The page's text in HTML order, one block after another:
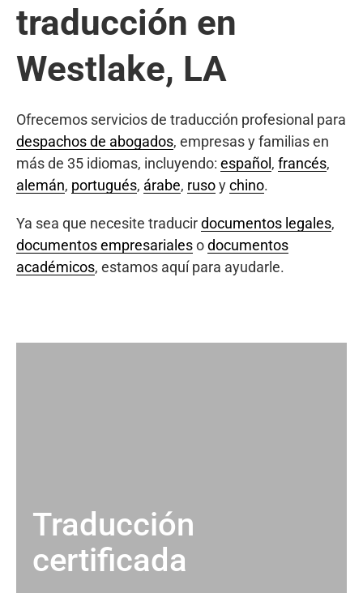
traducción en
Westlake, LA
Ofrecemos servicios de traducción profesional para
despachos de abogados, empresas y familias en
más de 35 idiomas, incluyendo: español , francés,
alemán, portugués, árabe, rusoychino.
Ya sea que necesite traducirdocumentos legales,
documentos empresarialesodocumentos
académicos, estamos aquí para ayudarle.
Traducción
certificada